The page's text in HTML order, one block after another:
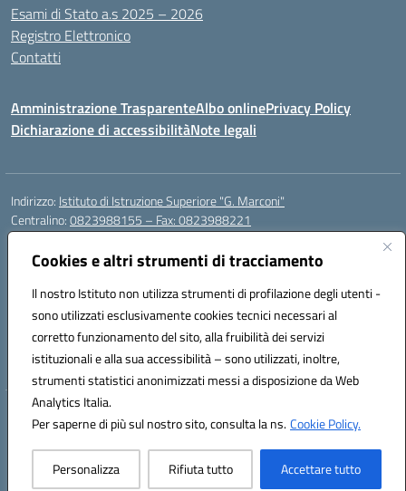
Cookies e altri strumenti di tracciamento
Il nostro Istituto non utilizza strumenti di profilazione degli utenti -
sono utilizzati esclusivamente cookies tecnici necessari al
corretto funzionamento del sito, alla fruibilità dei servizi
istituzionali e alla sua accessibilità – sono utilizzati, inoltre,
strumenti statistici anonimizzati messi a disposizione da Web
Analytics Italia.
Per saperne di più sul nostro sito, consulta la ns.Cookie Policy.
Personalizza Rifiuta tutto Accettare tutto
Esami di Stato a.s 2025 – 2026
Registro Elettronico
Contatti
Amministrazione TrasparenteAlbo onlinePrivacy Policy
Dichiarazione di accessibilitàNote legali
Indirizzo: Istituto di Istruzione Superiore "G. Marconi"
Centralino:0823988155 – Fax: 0823988221
Email:
Posta elettronica certificata (PEC):ceis006006@pec.istruzione.it
Codice fiscale: 80004450617
Codice meccanografico:CEIS006006
Codice Indice delle Pubbliche Amministrazioni (IPA): istsc_ceis006006
Codice unico di fatturazione (CUF): UF8BPW
Hosting & Powered by 3D Solution S.r.l.
Concept & Design by Designers Italia